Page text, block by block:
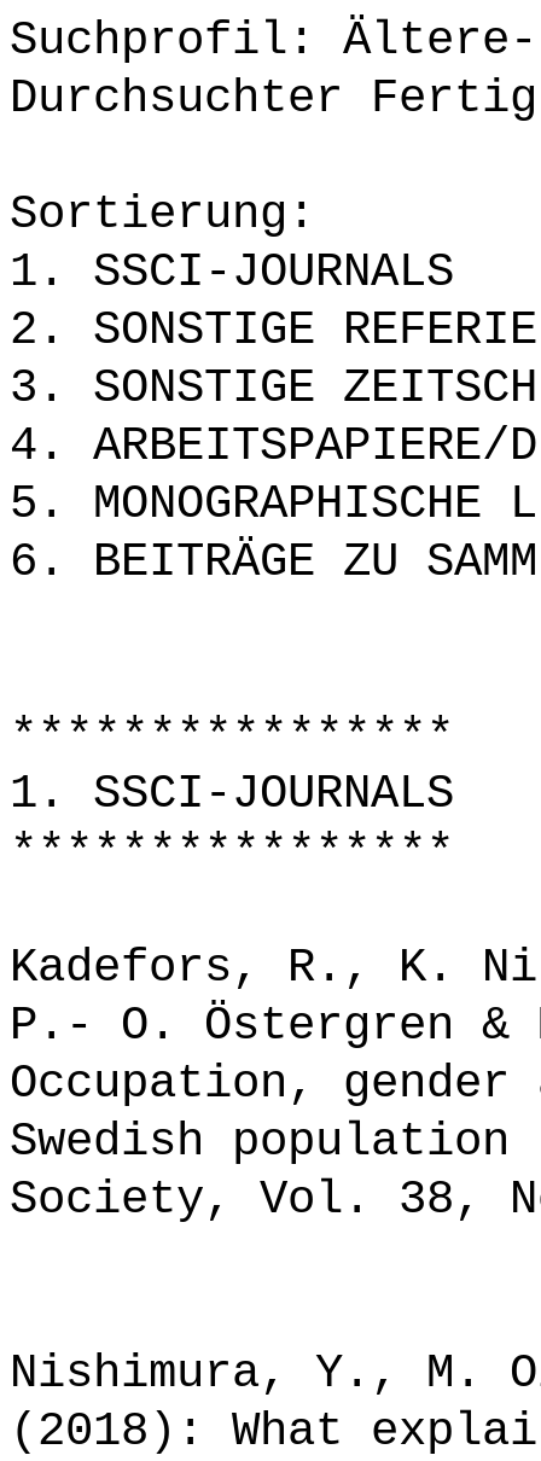
Suchprofil: Ältere-
Durchsuchter
Sortierung:
1. SSCI-JOURNALS
2. SONSTIGE
3. SONSTIGE
4. ARBEITSPAPIERE/
5. MONOGRAPHISCHE
6. BEITRÄGE ZU
****************
1. SSCI-JOURNALS
****************
Kadefors, R., K.
P.- O. Östergren
Occupation,
Swedish
Society, Vol. 38,
Nishimura, Y., M.
(2018): What